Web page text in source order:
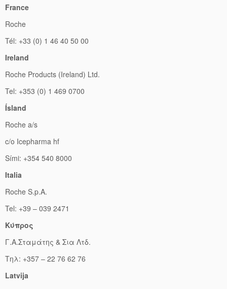
France
Roche
Tél: +33 (0) 1 46 40 50 00
Ireland
Roche Products (Ireland) Ltd.
Tel: +353 (0) 1 469 0700
Ísland
Roche a/s
c/o Icepharma hf
Sími: +354 540 8000
Italia
Roche S.p.A.
Tel: +39 – 039 2471
Kύπρος
Γ.Α.Σταμάτης & Σια Λτδ.
Τηλ: +357 – 22 76 62 76
Latvija